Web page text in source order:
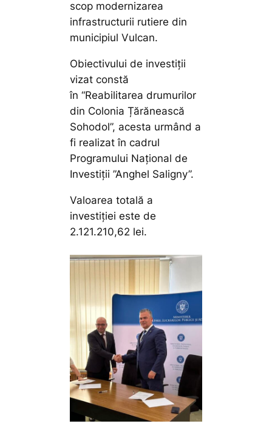
scop modernizarea
infrastructurii rutiere din
municipiul Vulcan.
Obiectivului de investiții
vizat constă
în “Reabilitarea drumurilor
din Colonia Țărănească
Sohodol”, acesta urmând a
fi realizat în cadrul
Programului Național de
Investiții ”Anghel Saligny”.
Valoarea totală a
investiției este de
2.121.210,62 lei.